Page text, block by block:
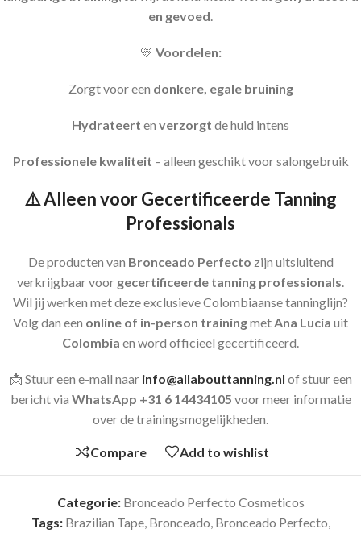
en gevoed.
💛 Voordelen:
Zorgt voor een donkere, egale bruining
Hydrateert en verzorgt de huid intens
Professionele kwaliteit – alleen geschikt voor salongebruik
⚠️Alleen voor Gecertificeerde Tanning
Professionals
De producten van Bronceado Perfecto zijn uitsluitend
verkrijgbaar voor gecertificeerde tanning professionals.
Wil jij werken met deze exclusieve Colombiaanse tanninglijn?
Volg dan een online of in-person trainingmetAna Lucia uit
Colombia en word officieel gecertificeerd.
📩 Stuur een e-mail naar info@allabouttanning.nl of stuur een
bericht via WhatsApp +31 6 14434105 voor meer informatie
over de trainingsmogelijkheden.
Compare Add to wishlist
Categorie: Bronceado Perfecto Cosmeticos
Tags: Brazilian Tape, Bronceado, Bronceado Perfecto,